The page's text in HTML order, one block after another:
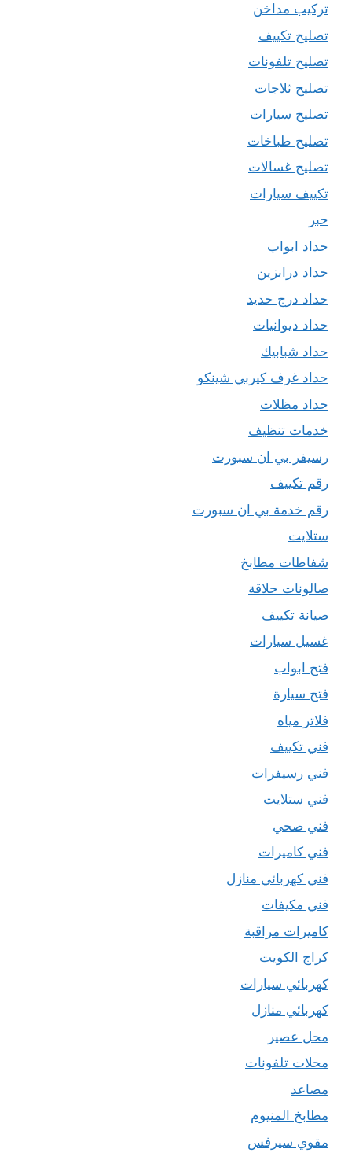
تركيب مداخن
تصليح تكييف
تصليح تلفونات
تصليح ثلاجات
تصليح سيارات
تصليح طباخات
تصليح غسالات
تكييف سيارات
حبر
حداد ابواب
حداد درابزين
حداد درج حديد
حداد ديوانيات
حداد شبابيك
حداد غرف كيربي شينكو
حداد مظلات
خدمات تنظيف
رسيفر بي ان سبورت
رقم تكييف
رقم خدمة بي ان سبورت
ستلايت
شفاطات مطابخ
صالونات حلاقة
صيانة تكييف
غسيل سيارات
فتح ابواب
فتح سيارة
فلاتر مياه
فني تكييف
فني رسيفرات
فني ستلايت
فني صحي
فني كاميرات
فني كهربائي منازل
فني مكيفات
كاميرات مراقبة
كراج الكويت
كهربائي سيارات
كهربائي منازل
محل عصير
محلات تلفونات
مصاعد
مطابخ المنيوم
مقوي سيرفس